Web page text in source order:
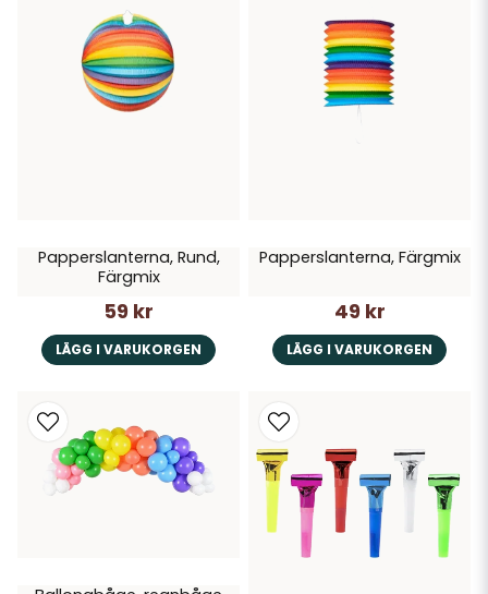
Papperslanterna, Rund,
Färgmix
59 kr
LÄGG I VARUKORGEN
Papperslanterna, Färgmix
49 kr
LÄGG I VARUKORGEN